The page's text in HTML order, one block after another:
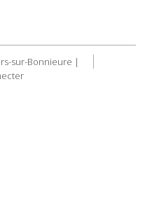
sur-Bonnieure |